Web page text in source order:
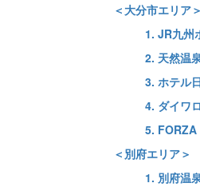
＜大分市エリア＞
1. JR九州
2. 天然温
3. ホテル
4. ダイワ
5. FORZA
＜別府エリア＞
1. 別府温